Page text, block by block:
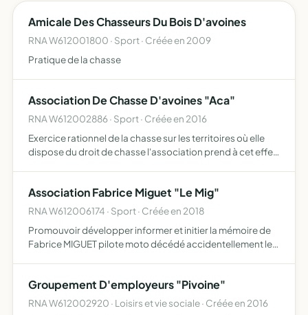
Amicale Des Chasseurs Du Bois D'avoines
RNA W612001800 · Sport · Créée en 2009
Pratique de la chasse
Association De Chasse D'avoines "Aca"
RNA W612002886 · Sport · Créée en 2016
Exercice rationnel de la chasse sur les territoires où elle
dispose du droit de chasse l'association prend à cet effet
Association Fabrice Miguet "Le Mig"
RNA W612006174 · Sport · Créée en 2018
Promouvoir développer informer et initier la mémoire de
Fabrice MIGUET pilote moto décédé accidentellement le
Groupement D'employeurs "Pivoine"
RNA W612002920 · Loisirs et vie sociale · Créée en 2016